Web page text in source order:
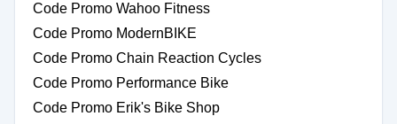
Code Promo Wahoo Fitness
Code Promo ModernBIKE
Code Promo Chain Reaction Cycles
Code Promo Performance Bike
Code Promo Erik's Bike Shop